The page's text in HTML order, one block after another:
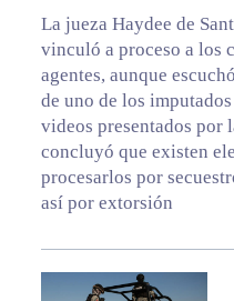
La jueza Haydee de
vinculó a proceso a los
agentes, aunque
de uno de los
videos presentados por
concluyó que existen
procesarlos por
así por extorsión